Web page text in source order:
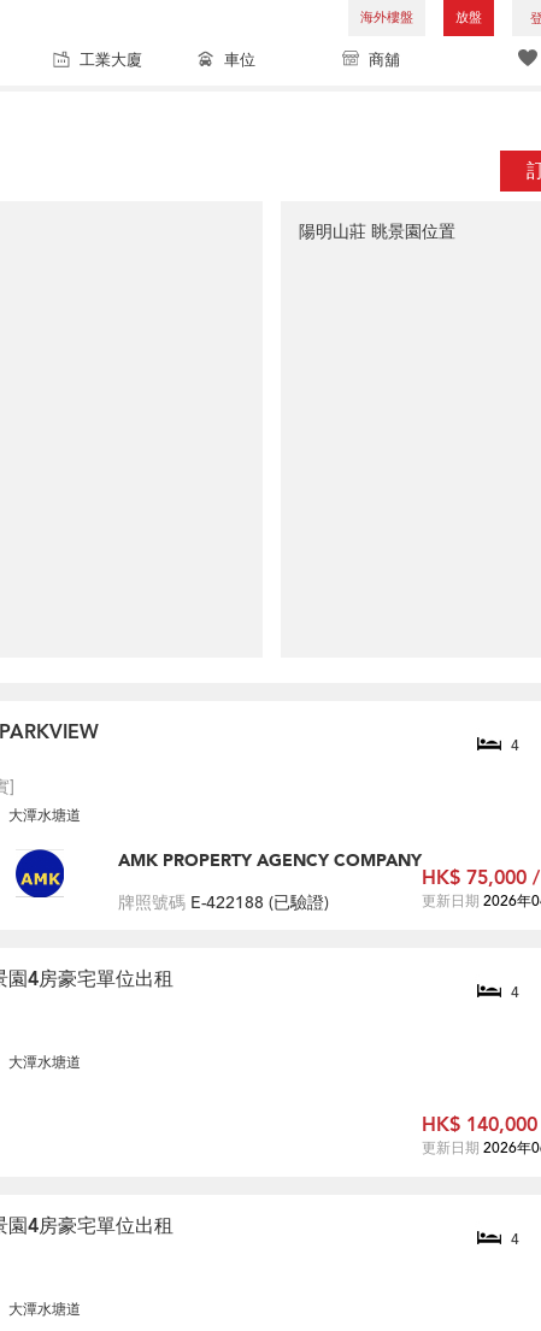
海外樓盤 放盤
工業大廈 車位 商舖
陽明山莊 眺景園位置
4
]
大潭水塘道
AMK PROPERTY AGENCY COMPANY
牌照號碼 E-422188 (已驗證)
HK$ 75,000
更新日期 2026年
園4房豪宅單位出租 4
大潭水塘道
HK$
更新日期 2026年
園4房豪宅單位出租 4
大潭水塘道